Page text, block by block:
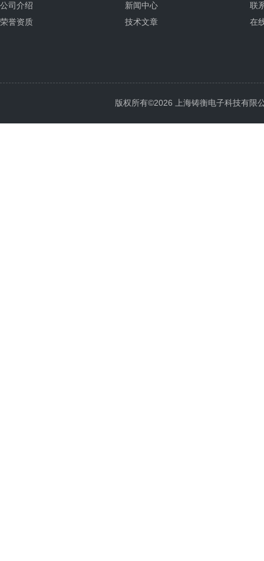
公司介绍
荣誉资质
新闻中心
技术文章
联
在
版权所有©2026 上海铸衡电子科技有